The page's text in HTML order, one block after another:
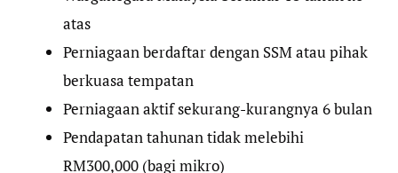
atas
Perniagaan berdaftar dengan SSM atau pihak
berkuasa tempatan
Perniagaan aktif sekurang-kurangnya 6 bulan
Pendapatan tahunan tidak melebihi
RM300,000 (bagi mikro)